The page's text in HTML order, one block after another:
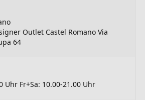
Outlet Castel Romano Via
64
Uhr Fr+Sa: 10.00-21.00 Uhr